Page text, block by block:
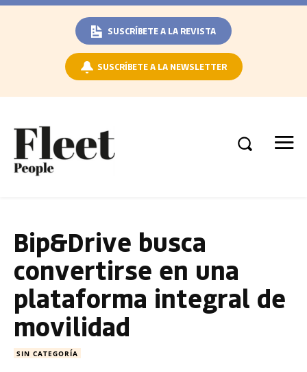
SUSCRÍBETE A LA REVISTA
SUSCRÍBETE A LA NEWSLETTER
Bip&Drive busca
convertirse en una
plataforma integral de
movilidad
SIN CATEGORÍA